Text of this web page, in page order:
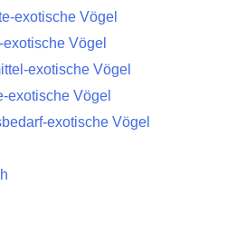
exotische Vögel
Vögel
exotische Vögel
exotische Vögel
exotische Vögel